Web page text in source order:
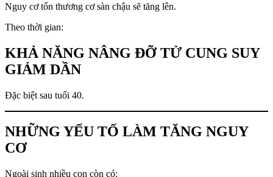
Nguy cơ tổn thương cơ sàn chậu sẽ tăng lên.
Theo thời gian:
KHẢ NĂNG NÂNG ĐỠ TỬ CUNG SUY
GIẢM DẦN
Đặc biệt sau tuổi 40.
NHỮNG YẾU TỐ LÀM TĂNG NGUY
CƠ
Ngoài sinh nhiều con còn có: